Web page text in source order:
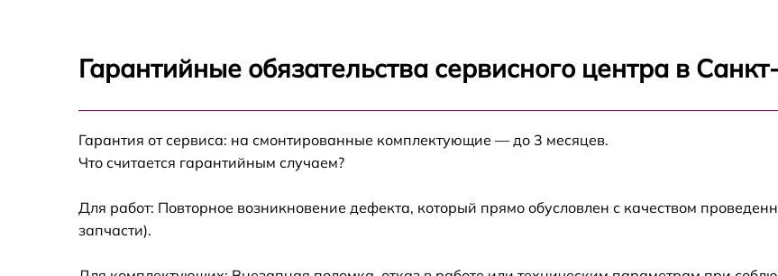
Замена сенсора LG KA 60510 A от 60 мин
Гарантийные обязательства сервисного центра в
Гарантия от сервиса: на смонтированные комплектующие — до 3 месяцев.
Что считается гарантийным случаем?
Для работ: Повторное возникновение дефекта, который прямо обусловлен с качеством
запчасти).